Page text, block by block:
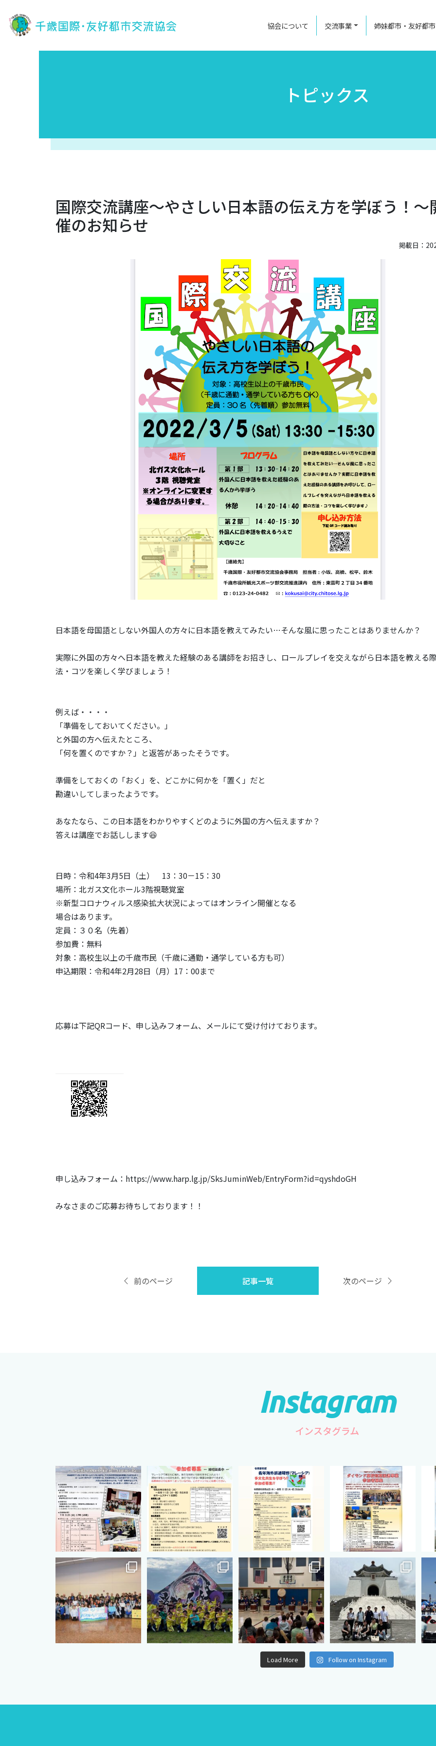
協会について 交流事業 姉妹都市・友好都市
トピックス
国際交流講座〜やさしい日本語の伝え方を学ぼう！～
催のお知らせ
掲載日：
日本語を母国語としない外国人の方々に日本語を教えてみたい…そんな風に思ったことはありませんか？
実際に外国の方々へ日本語を教えた経験のある講師をお招きし、ロールプレイを交えながら日本語を教える
法・コツを楽しく学びましょう！
例えば・・・・
「準備をしておいてください。」
と外国の方へ伝えたところ、
「何を置くのですか？」と返答があったそうです。
準備をしておくの「おく」を、どこかに何かを「置く」だと
勘違いしてしまったようです。
あなたなら、この日本語をわかりやすくどのように外国の方へ伝えますか？
答えは講座でお話しします😆
日時：令和4年3月5日（土） 13：30－15：30
場所：北ガス文化ホール3階視聴覚室
※新型コロナウィルス感染拡大状況によってはオンライン開催となる
場合はあります。
定員：３０名（先着）
参加費：無料
対象：高校生以上の千歳市民（千歳に通勤・通学している方も可）
申込期限：令和4年2月28日（月）17：00まで
応募は下記QRコード、申し込みフォーム、メールにて受け付けております。
申し込みフォーム：https://www.harp.lg.jp/SksJuminWeb/EntryForm?id=qyshdoGH
みなさまのご応募お待ちしております！！
前のページ 記事一覧 次のページ
インスタグラム
cts.international.friendship
7月 1
cts.international.friendship
4月 16
cts.international.friendship
2月 27
cts.international.friendship
8月 12
cts.international.friendship
8月 12
cts.international.friendship
8月 5
cts.international.friendship
7月 18
cts.international.friendship
7月 3
Load More Follow on Instagram